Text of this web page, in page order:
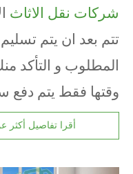
شركات نقل الاثاث
تتم بعد ان يتم
المطلوب و التأكد
وقتها فقط يتم دفع
أقرا تفاصيل أكثر